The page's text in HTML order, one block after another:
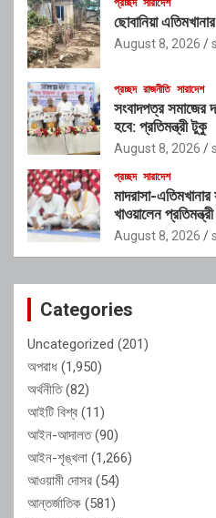
ছোবানিয়া
August 8, 2026
প্রচ্ছদ রাজনীতি সারাদেশ
সংবাদপত্র সমাজের
হবে: প্রতিমন্ত্রী টুকু
August 8, 2026
প্রচ্ছদ সারাদেশ
মাদরাসা-এতিমখানার
খাওয়ালেন
August 8, 2026
Categories
Uncategorized (201)
অপরাধ (1,950)
অর্থনীতি(82)
আইটি বিশ্ব (11)
আইন-আদালত(90)
আইন-শৃঙ্খলা (1,266)
আওয়ামী দোসর (54)
আন্তর্জাতিক (581)